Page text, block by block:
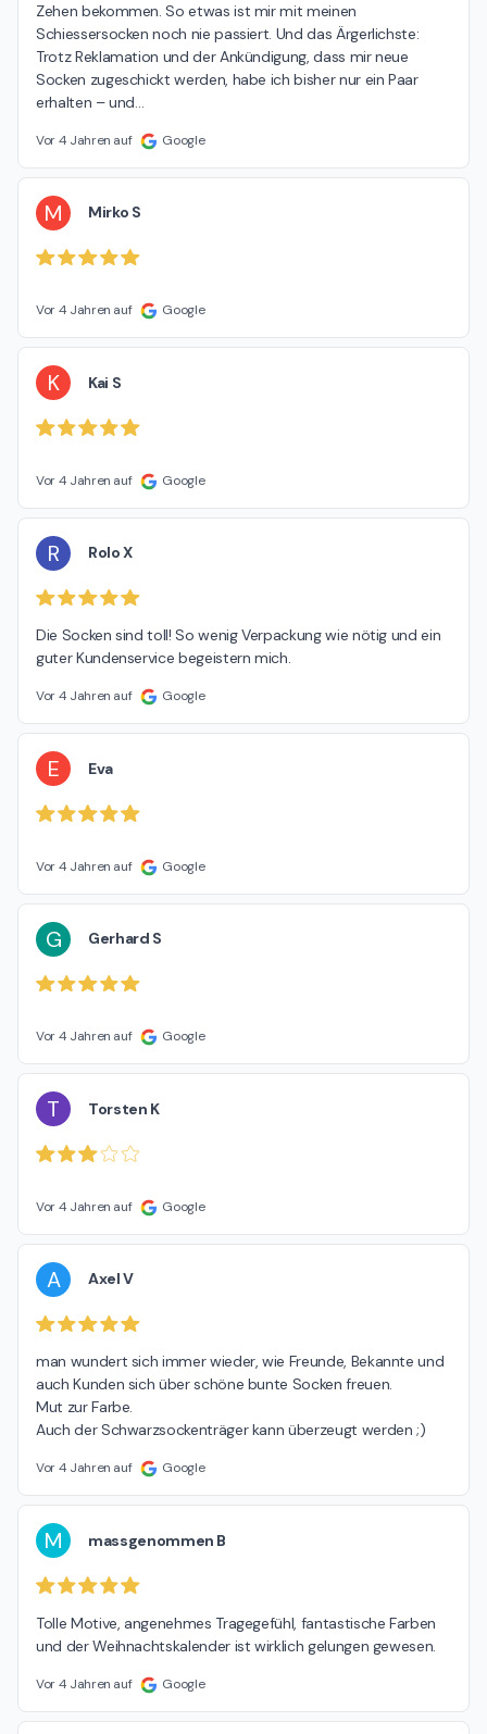
Zehen bekommen. So etwas ist mir mit meinen
Schiessersocken noch nie passiert. Und das Ärgerlichste:
Trotz Reklamation und der Ankündigung, dass mir neue
Socken zugeschickt werden, habe ich bisher nur ein Paar
erhalten – und
Vor 4 Jahren auf Google
M Mirko S
Vor 4 Jahren auf Google
K Kai S
Vor 4 Jahren auf Google
R Rolo X
Die Socken sind toll! So wenig Verpackung wie nötig und ein
guter Kundenservice begeistern mich.
Vor 4 Jahren auf Google
E Eva
Vor 4 Jahren auf Google
G Gerhard S
Vor 4 Jahren auf Google
T Torsten K
Vor 4 Jahren auf Google
A Axel V
man wundert sich immer wieder, wie Freunde, Bekannte und
auch Kunden sich über schöne bunte Socken freuen.
Mut zur Farbe.
Auch der Schwarzsockenträger kann überzeugt werden ;)
Vor 4 Jahren auf Google
M massgenommen B
Tolle Motive, angenehmes Tragegefühl, fantastische Farben
und der Weihnachtskalender ist wirklich gelungen gewesen.
Vor 4 Jahren auf Google